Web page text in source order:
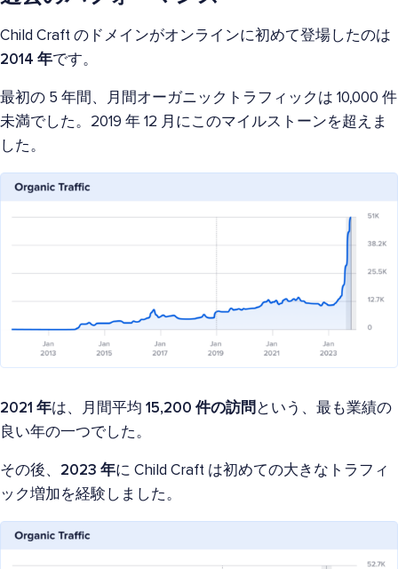
Child Craft のドメインがオンラインに初めて登場したのは
2014 年です。
最初の 5 年間、月間オーガニックトラフィックは 10,000 件
未満でした。2019 年 12 月にこのマイルストーンを超えま
した。
2021 年は、月間平均 15,200 件の訪問 という、最も業績の
良い年の一つでした。
その後、 2023 年に Child Craft は初めての大きなトラフィ
ック増加を経験しました。